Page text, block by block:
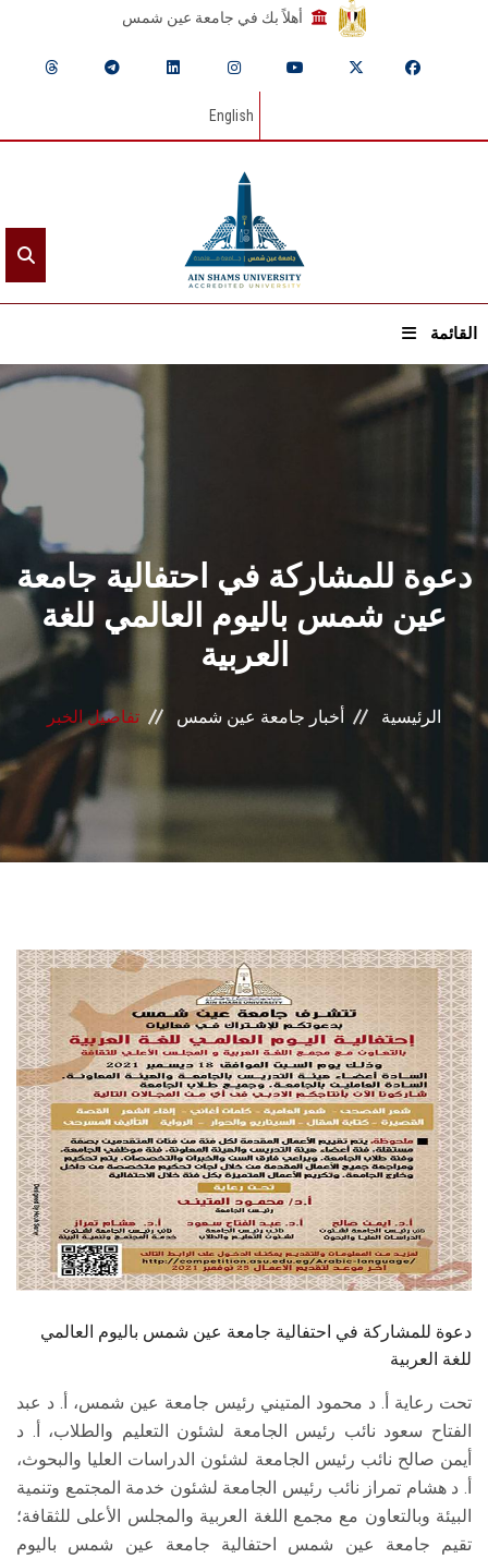
أهلاً بك في جامعة عين شمس
English
القائمة
الرئيسيـة
القطاعـات
الشئون الأكاديمية
البحث العلمي
المراكز والوحدات
الأنظمة الذكية
الطلاب
هيئة التدريس
الدراسات العليا
الخريجين
الموظفون
الزائـرون
دعوة للمشاركة في احتفالية جامعة
عين شمس باليوم العالمي للغة
العربية
الرئيسية أخبار جامعة عين شمس تفاصيل الخبر
دعوة للمشاركة في احتفالية جامعة عين شمس باليوم العالمي
للغة العربية
تحت رعاية أ. د محمود المتيني رئيس جامعة عين شمس، أ. د عبد
الفتاح سعود نائب رئيس الجامعة لشئون التعليم والطلاب، أ. د
أيمن صالح نائب رئيس الجامعة لشئون الدراسات العليا والبحوث،
أ. د هشام تمراز نائب رئيس الجامعة لشئون خدمة المجتمع وتنمية
البيئة وبالتعاون مع مجمع اللغة العربية والمجلس الأعلى للثقافة؛
تقيم جامعة عين شمس احتفالية جامعة عين شمس باليوم